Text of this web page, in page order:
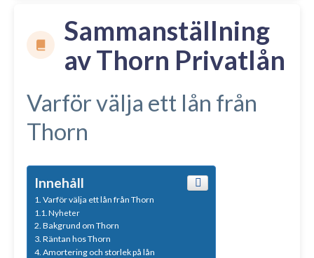
Sammanställning
av Thorn Privatlån
Varför välja ett lån från
Thorn
Innehåll
Varför välja ett lån från Thorn
Nyheter
Bakgrund om Thorn
Räntan hos Thorn
Amortering och storlek på lån